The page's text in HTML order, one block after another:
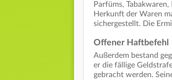
Parfüms,
Herkunft der Waren
sichergestellt. Die
Offener Haftbefehl
Außerdem bestand
er die fällige
gebracht werden.